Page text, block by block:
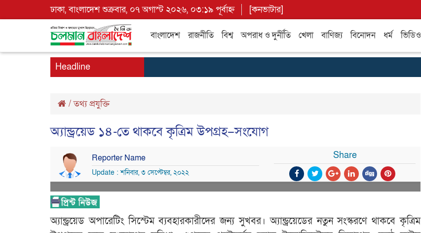
ঢাকা, বাংলাদেশ শুক্রবার, ০৭ অগাস্ট ২০২৬, ০৩:১৯ পূর্বাহ্ন [কনভাটার]
বাংলাদেশ রাজনীতি বিশ্ব অপরাধ ও দুর্নীতি খেলা বাণিজ্য বিনোদন ধর্ম ভিডিও
Headline
/তথ্য প্রযুক্তি
অ্যান্ড্রয়েড ১৪-তে থাকবে কৃত্রিম উপগ্রহ–সংযোগ
Reporter Name
Update : শনিবার, ৩ সেপ্টেম্বর, ২০২২
Share
অ্যান্ড্রয়েড অপারেটিং সিস্টেম ব্যবহারকারীদের জন্য সুখবর। অ্যান্ড্রয়েডের নতুন সংস্করণে থাকবে কৃত্রিম